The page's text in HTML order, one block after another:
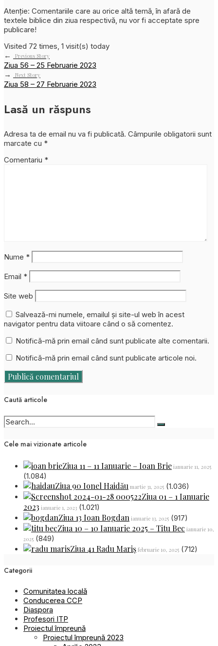
Atenție: Comentariile care au orice altă temă, în afară de
textele biblice din ziua respectivă, nu vor fi acceptate spre
publicare!
Visited 72 times, 1 visit(s) today
←
Previous Story
Ziua 56 – 25 Februarie 2023
→
Next Story
Ziua 58 – 27 Februarie 2023
Lasă un răspuns
Adresa ta de email nu va fi publicată. Câmpurile obligatorii sunt
marcate cu *
Comentariu *
Nume *
Email *
Site web
Salvează-mi numele, emailul și site-ul web în acest
navigator pentru data viitoare când o să comentez.
Notifică-mă prin email când sunt publicate alte comentarii.
Notifică-mă prin email când sunt publicate articole noi.
Caută articole
Cele mai vizionate articole
Ziua 11 – 11 Ianuarie – Ioan Brie ianuarie 11, 2025
(1.084)
Ziua 90 Ionel Haidău martie 31, 2025 (1.036)
Ziua 01 – 1 Ianuarie
2023 ianuarie 1, 2023 (1.021)
Ziua 13 Ioan Bogdan ianuarie 13, 2025 (917)
Ziua 10 – 10 Ianuarie 2025 – Titu Bec ianuarie 10,
2025 (849)
Ziua 41 Radu Mariș februarie 10, 2025 (712)
Categorii
Comunitatea locală
Conducerea CCP
Diaspora
Profesori ITP
Proiectul împreună
Proiectul împreună 2023